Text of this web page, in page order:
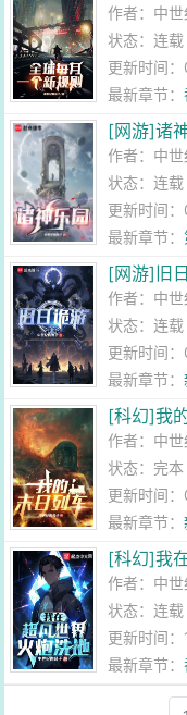
作者： 中
状态：连载
更新时间
最新章节：
[网游]诸
作者： 中
状态：连载
更新时间
最新章节：
[网游]旧
作者： 中
状态：连载
更新时间
最新章节：
[科幻]我
作者： 中
状态：完本
更新时间
最新章节：
[科幻]我
作者： 中
状态：连载
更新时间
最新章节：